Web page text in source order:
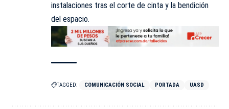
instalaciones tras el corte de cinta y la bendición
del espacio.
TAGGED: COMUNICACIÓN SOCIAL PORTADA UASD